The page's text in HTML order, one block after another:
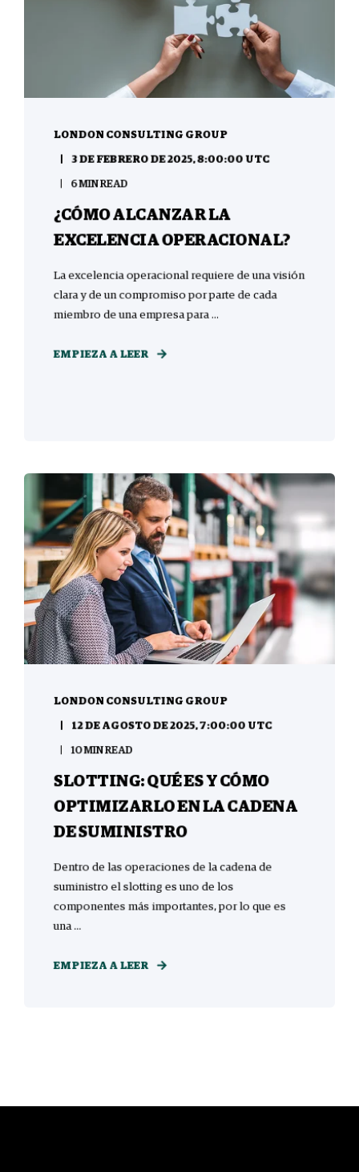
LONDON CONSULTING GROUP
3 DE FEBRERO DE 2025, 8:00:00 UTC
6 MIN READ
¿CÓMO ALCANZAR LA
EXCELENCIA OPERACIONAL?
La excelencia operacional requiere de una visión
clara y de un compromiso por parte de cada
miembro de una empresa para ...
EMPIEZA A LEER
LONDON CONSULTING GROUP
12 DE AGOSTO DE 2025, 7:00:00 UTC
10 MIN READ
SLOTTING: QUÉ ES Y CÓMO
OPTIMIZARLO EN LA CADENA
DE SUMINISTRO
Dentro de las operaciones de la cadena de
suministro el slotting es uno de los
componentes más importantes, por lo que es
una ...
EMPIEZA A LEER